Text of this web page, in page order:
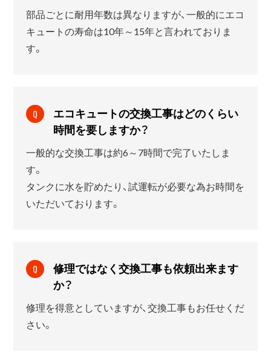
部品ごとに耐用年数は異なりますが、一般的にエコ
キュートの寿命は10年～15年と言われておりま
す。
Q
エコキュートの交換工事はどのくらい
時間を要しますか？
一般的な交換工事は約6～7時間で完了いたしま
す。
タンクに水を貯めたり、試運転が必要な為お時間を
いただいております。
Q
修理ではなく交換工事も依頼出来ます
か？
修理を得意としていますが、交換工事もお任せくだ
さい。